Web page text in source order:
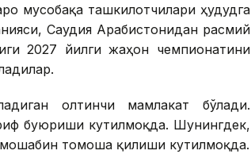
мусобақа ташкилотчилари ҳудудга
Саудия Арабистонидан расмий
2027 йилги жаҳон чемпионатини
олтинчи мамлакат бўлади.
буюриши кутилмоқда. Шунингдек,
томоша қилиши кутилмоқда.